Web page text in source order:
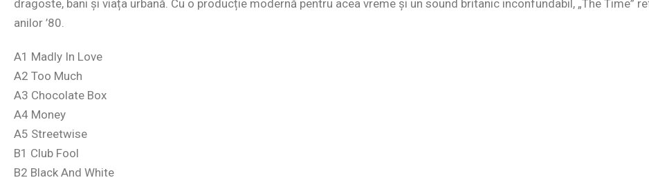
dragoste, bani și viața urbană. Cu o producție modernă pentru acea vreme și un sound britanic inconfundabil, „The
anilor ’80.
A1 Madly In Love
A2 Too Much
A3 Chocolate Box
A4 Money
A5 Streetwise
B1 Club Fool
B2 Black And White